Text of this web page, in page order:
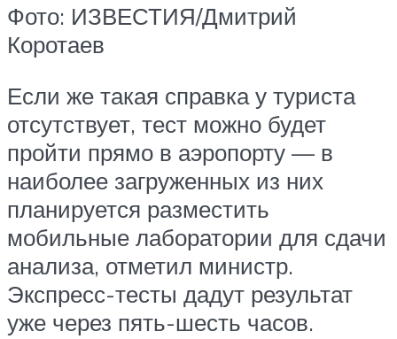
Фото: ИЗВЕСТИЯ/Дмитрий
Коротаев
Если же такая справка у туриста
отсутствует, тест можно будет
пройти прямо в аэропорту — в
наиболее загруженных из них
планируется разместить
мобильные лаборатории для сдачи
анализа, отметил министр.
Экспресс-тесты дадут результат
уже через пять-шесть часов.